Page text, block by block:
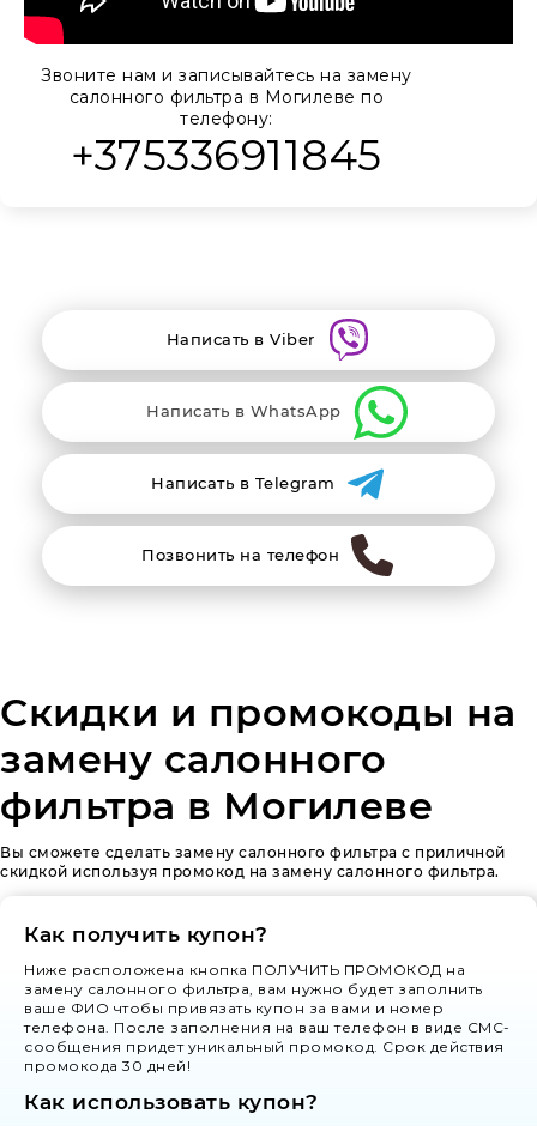
Звоните нам и записывайтесь на замену
салонного фильтра в Могилеве по
телефону:
+375336911845
Написать в Viber
Написать в WhatsApp
Написать в Telegram
Позвонить на телефон
Скидки и промокоды на
замену салонного
фильтра в Могилеве
Вы сможете сделать замену салонного фильтра с приличной
скидкой используя промокод на замену салонного фильтра.
Как получить купон?
Ниже расположена кнопка ПОЛУЧИТЬ ПРОМОКОД на
замену салонного фильтра, вам нужно будет заполнить
ваше ФИО чтобы привязать купон за вами и номер
телефона. После заполнения на ваш телефон в виде СМС-
сообщения придет уникальный промокод. Срок действия
промокода 30 дней!
Как использовать купон?